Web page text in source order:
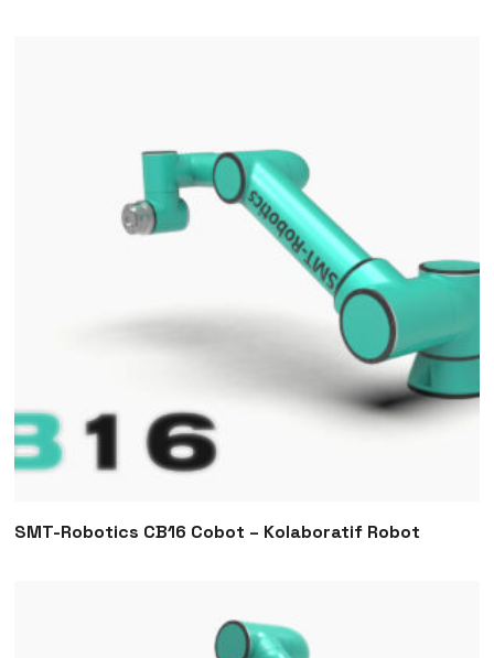
SMT-Robotics CB16 Cobot – Kolaboratif Robot